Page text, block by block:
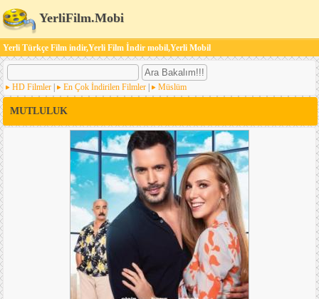
YerliFilm.Mobi
Yerli Türkçe Film indir,Yerli Film İndir mobil,Yerli Mobil
HD Filmler En Çok İndirilen Filmler Müslüm
MUTLULUK